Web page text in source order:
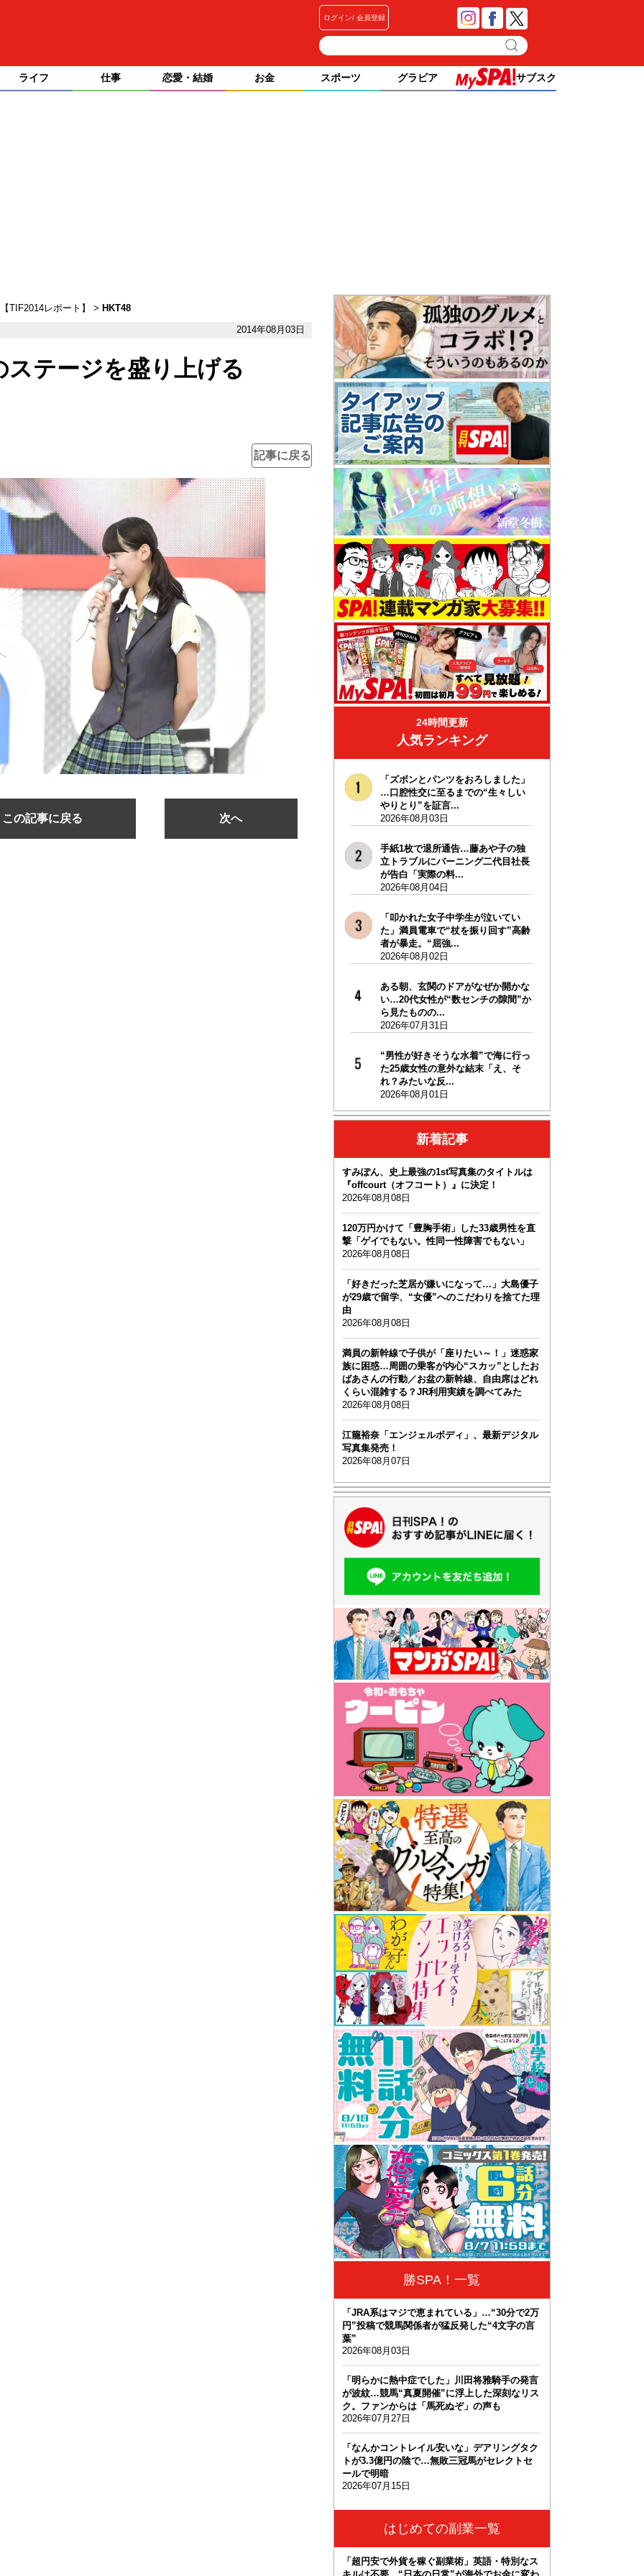
ログイン 会員登録
ライフ 仕事 恋愛・結婚 お金 スポーツ グラビア サブスク
TIF2014レポート】
HKT48
2014年08月03日
テージを盛り上げる
記事に戻る
この記事に戻る 次へ
24時間更新
人気ランキング
「ズボンとパンツをおろしました」
…口腔性交に至るまでの“生々しい
やりとり”を証言...
2026年08月03日
手紙1枚で退所通告…藤あや子の独
立トラブルにバーニング二代目社長
が告白「実際の料...
2026年08月04日
「叩かれた女子中学生が泣いてい
た」満員電車で“杖を振り回す”高齢
者が暴走。“屈強...
2026年08月02日
ある朝、玄関のドアがなぜか開かな
い…20代女性が“数センチの隙間”か
ら見たものの...
2026年07月31日
“男性が好きそうな水着”で海に行っ
た25歳女性の意外な結末「え、そ
れ？みたいな反...
2026年08月01日
新着記事
すみぽん、史上最強の1st写真集のタイトルは
『offcourt（オフコート）』に決定！
2026年08月08日
120万円かけて「豊胸手術」した33歳男性を直
撃「ゲイでもない。性同一性障害でもない」
2026年08月08日
「好きだった芝居が嫌いになって…」大島優子
が29歳で留学、“女優”へのこだわりを捨てた理
由
2026年08月08日
満員の新幹線で子供が「座りたい～！」迷惑家
族に困惑…周囲の乗客が内心“スカッ”としたお
ばあさんの行動／お盆の新幹線、自由席はどれ
くらい混雑する？JR利用実績を調べてみた
2026年08月08日
江籠裕奈「エンジェルボディ」、最新デジタル
写真集発売！
2026年08月07日
勝SPA！一覧
「JRA系はマジで恵まれている」…“30分で2万
円”投稿で競馬関係者が猛反発した“4文字の言
葉”
2026年08月03日
「明らかに熱中症でした」川田将雅騎手の発言
が波紋…競馬“真夏開催”に浮上した深刻なリス
ク。ファンからは「馬死ぬぞ」の声も
2026年07月27日
「なんかコントレイル安いな」デアリングタク
トが3.3億円の陰で…無敗三冠馬がセレクトセ
ールで明暗
2026年07月15日
はじめての副業一覧
「超円安で外貨を稼ぐ副業術」英語・特別なス